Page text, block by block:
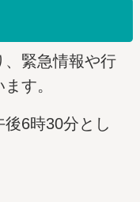
、緊急情報や行
す。
6時30分とし